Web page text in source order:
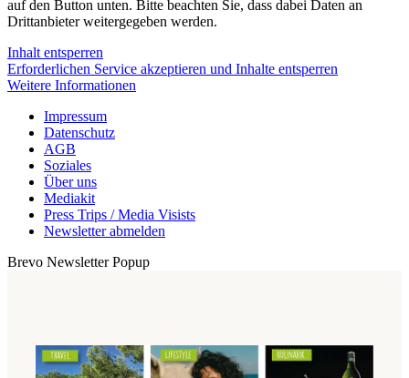
auf den Button unten. Bitte beachten Sie, dass dabei Daten an
Drittanbieter weitergegeben werden.
Inhalt entsperren
Erforderlichen Service akzeptieren und Inhalte entsperren
Weitere Informationen
Impressum
Datenschutz
AGB
Soziales
Über uns
Mediakit
Press Trips / Media Visists
Newsletter abmelden
Brevo Newsletter Popup